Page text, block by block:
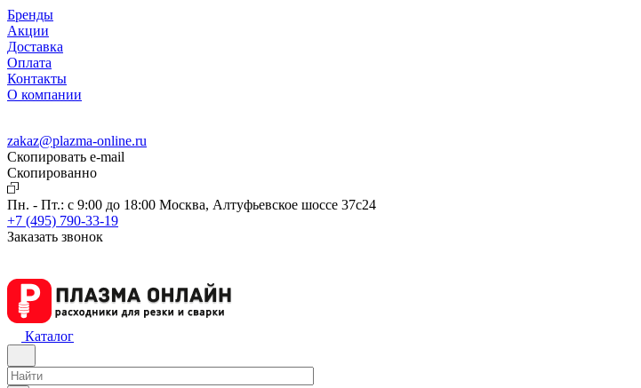
Бренды
Акции
Доставка
Оплата
Контакты
О компании
zakaz@plazma-online.ru
Скопировать e-mail
Cкопированно
Пн. - Пт.: с 9:00 до 18:00 Москва, Алтуфьевское шоссе 37с24
+7 (495) 790-33-19
Заказать звонок
Каталог